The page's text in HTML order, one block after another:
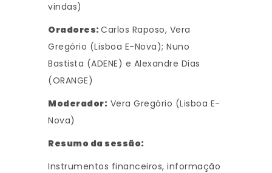
vindas)
Oradores: Carlos Raposo, Vera
Gregório (Lisboa E-Nova); Nuno
Bastista (ADENE) e Alexandre Dias
(ORANGE)
Moderador: Vera Gregório (Lisboa E-
Nova)
Resumo da sessão:
Instrumentos financeiros, informação